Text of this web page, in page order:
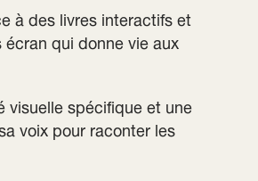
à des livres interactifs et
qui donne vie aux
spécifique et une
voix pour raconter les